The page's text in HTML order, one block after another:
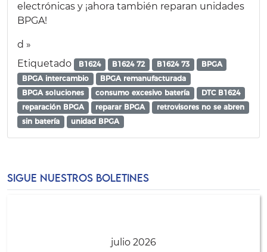
electrónicas y ¡ahora también reparan unidades
BPGA!
d »
Etiquetado
B1624 B1624 72 B1624 73
BPGA
BPGA intercambio
BPGA remanufacturada
BPGA soluciones
consumo excesivo batería
DTC B1624
reparación BPGA
reparar BPGA
retrovisores no se abren
sin batería
unidad BPGA
SIGUE NUESTROS BOLETINES
julio 2026